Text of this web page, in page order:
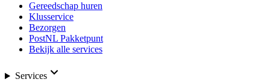
Gereedschap huren
Klusservice
Bezorgen
PostNL Pakketpunt
Bekijk alle services
Services